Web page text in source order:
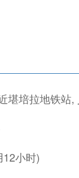
堪培拉地铁站
小时)